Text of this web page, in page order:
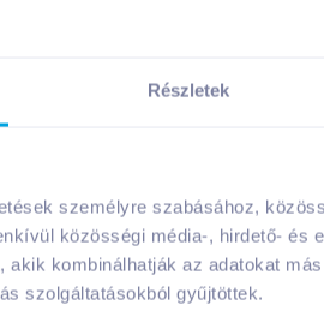
Részletek
személyre szabásához,
közösségi média-, hirdető- és
akik kombinálhatják az adatokat
szolgáltatásokból gyűjtöttek.
A márka további termékei